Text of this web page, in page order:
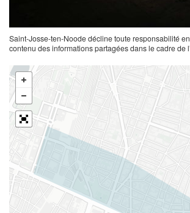
Saint-Josse-ten-Noode décline toute responsabilité
contenu des informations partagées dans le cadre de